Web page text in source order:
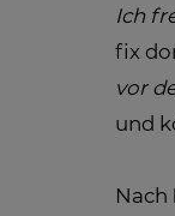
Ich
fix
vor
und
Nach